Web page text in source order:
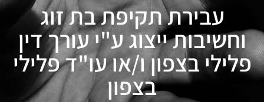
עבירת תקיפת בת זוג
וחשיבות ייצוג ע"י עורך דין
פלילי בצפון ו/או עו"ד פלילי
בצפון